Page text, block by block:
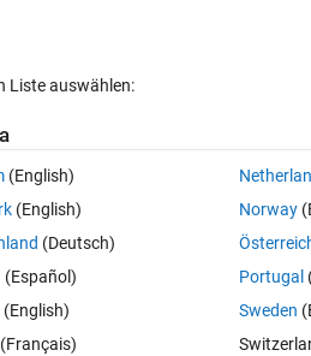
the two programs in real-time. I
Liste auswählen:
(English)
(English)
(Deutsch)
(Español)
(English)
(Français)
Norway
Portugal
Sweden